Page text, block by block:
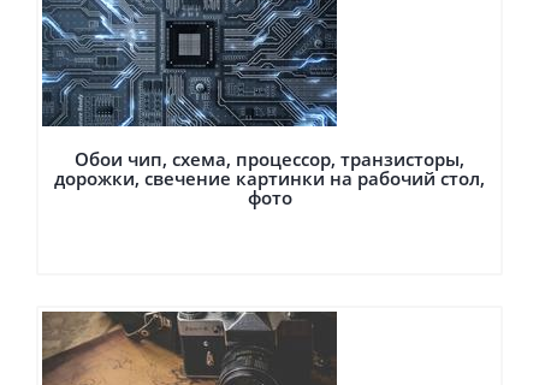
Обои чип, схема, процессор, транзисторы,
дорожки, свечение картинки на рабочий стол,
фото